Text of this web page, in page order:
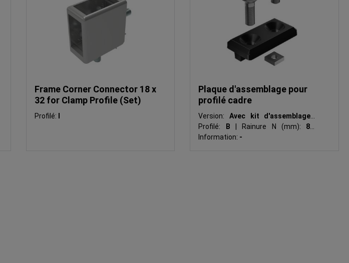
Frame Corner Connector 18 x
32 for Clamp Profile (Set)
Profilé:
Plaque d'assemblage pour
profilé cadre
Version: Avec kit d'assemblage
Profilé:
B Rainure N (mm): 8
Information: -